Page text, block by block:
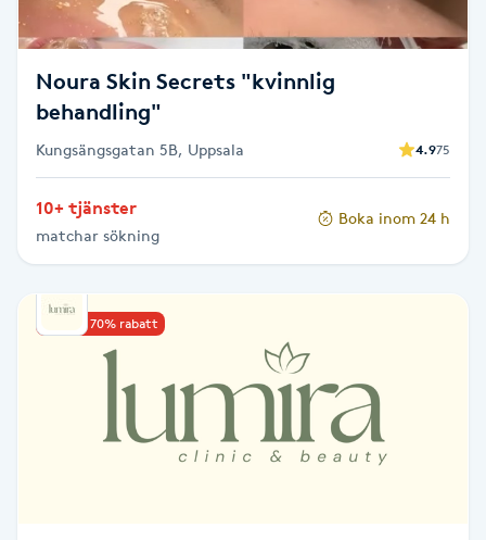
Kostrådgivning
Kroppsinpackning
Kärlbehandling
Laserbehandling
Lashlift Keratin
Noura Skin Secrets "kvinnlig
behandling"
Kungsängsgatan 5B, Uppsala 4.975
10+ tjänster
matchar sökning
Boka inom 24 h
Upp till 70% rabatt